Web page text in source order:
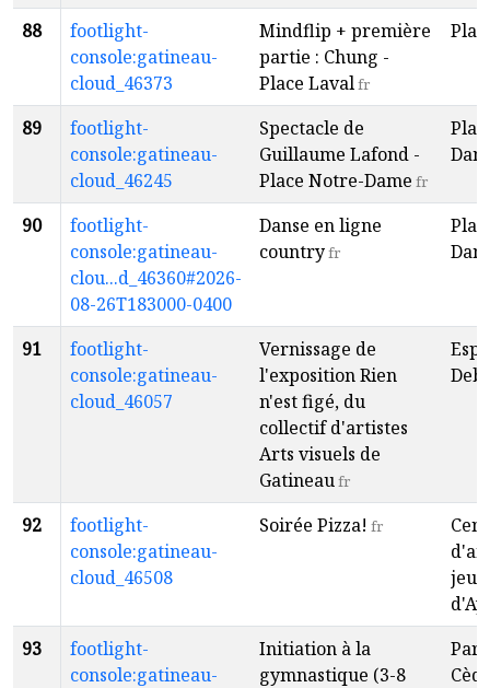
88
footlight-
console:gatineau-
cloud_46373
Mindflip + première
partie : Chung -
Place Lavalfr
89
footlight-
console:gatineau-
cloud_46245
Spectacle de
Guillaume Lafond -
Place Notre-Dame fr
90
footlight-
console:gatineau-
clou...d_46360#2026-
08-26T183000-0400
Danse en ligne
countryfr
91
footlight-
console:gatineau-
cloud_46057
Vernissage de
l'exposition Rien
n'est figé, du
collectif d'artistes
Arts visuels de
Gatineaufr
92
footlight-
console:gatineau-
cloud_46508
Soirée Pizza! fr
93
footlight-
console:gatineau-
Initiation à la
gymnastique (3-8